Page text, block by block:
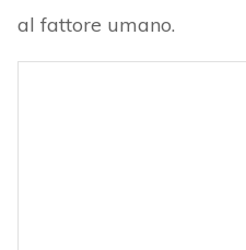
al fattore umano.